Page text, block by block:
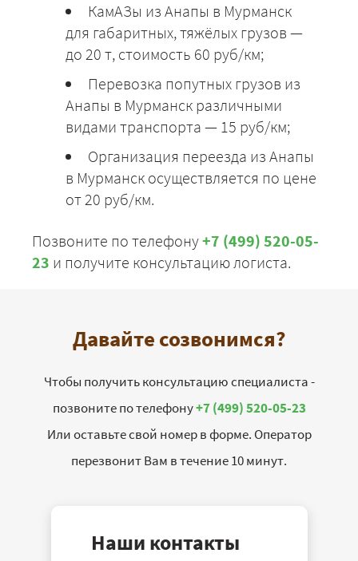
КамАЗы из Анапы в Мурманск
для габаритных, тяжёлых грузов —
до 20 т, стоимость 60 руб/км;
Перевозка попутных грузов из
Анапы в Мурманск различными
видами транспорта — 15 руб/км;
Организация переезда из Анапы
в Мурманск осуществляется по цене
от 20 руб/км.
Позвоните по телефону+7 (499) 520-05-
23 и получите консультацию логиста.
Давайте созвонимся?
Чтобы получить консультацию специалиста -
позвоните по телефону+7 (499) 520-05-23
Или оставьте свой номер в форме. Оператор
перезвонит Вам в течение 10 минут.
Наши контакты